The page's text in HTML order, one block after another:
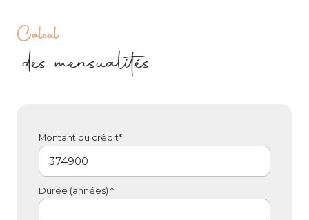
Calcul
des mensualités
Montant du crédit*
Durée (années) *